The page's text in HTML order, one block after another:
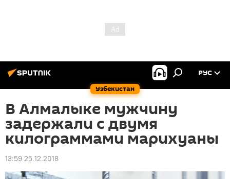
Узбекистан
РУС
В Алмалыке мужчину
задержали с двумя
килограммами марихуаны
13:59 25.12.2018